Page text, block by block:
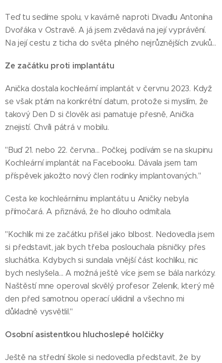
Teď tu sedíme spolu, v kavárně naproti Divadlu Antonína
Dvořáka v Ostravě. A já jsem zvědavá na její vyprávění.
Na její cestu z ticha do světa plného nejrůznějších zvuků…
Ze začátku proti implantátu
Anička dostala kochleární implantát v červnu 2023. Když
se však ptám na konkrétní datum, protože si myslím, že
takový Den D si člověk asi pamatuje přesně, Anička
znejistí. Chvíli pátrá v mobilu.
"Buď 21. nebo 22. června… Počkej, podívám se na skupinu
Kochleární implantát na Facebooku. Dávala jsem tam
příspěvek jakožto nový člen rodinky implantovaných."
Cesta ke kochleárnímu implantátu u Aničky nebyla
přímočará. A přiznává, že ho dlouho odmítala.
"Kochlík mi ze začátku přišel jako blbost. Nedovedla jsem
si představit, jak bych třeba poslouchala písničky přes
sluchátka. Kdybych si sundala vnější část kochlíku, nic
bych neslyšela… A možná ještě více jsem se bála narkózy.
Naštěstí mne operoval skvělý profesor Zeleník, který mě
den před samotnou operací uklidnil a všechno mi
důkladně vysvětlil."
Osobní asistentkou hluchoslepé holčičky
Ještě na střední škole si nedovedla představit, že by